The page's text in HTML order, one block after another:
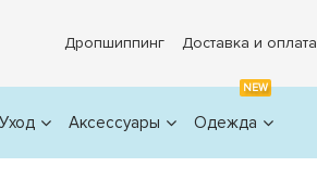
Дропшиппинг Доставка и оплата
Уход Аксессуары
NEW
Одежда